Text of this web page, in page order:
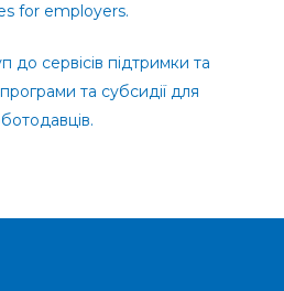
for employers.
до сервісів підтримки та
та субсидії для